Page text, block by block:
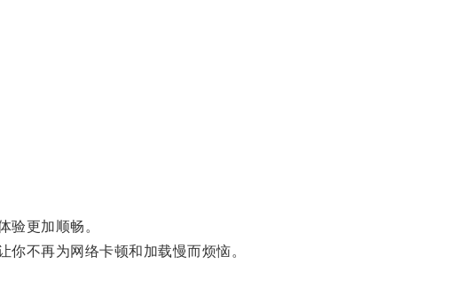
更加顺畅。
不再为网络卡顿和加载慢而烦恼。